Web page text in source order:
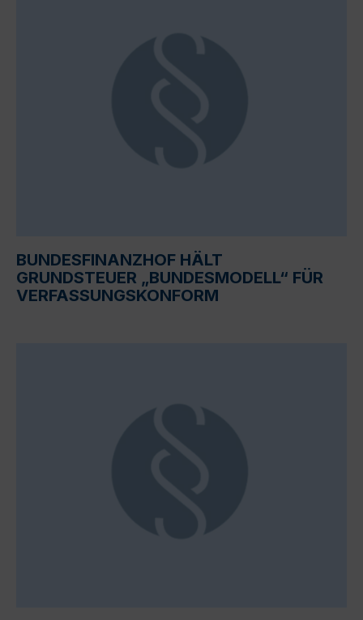
BUNDESFINANZHOF HÄLT
GRUNDSTEUER „BUNDESMODELL“ FÜR
VERFASSUNGSKONFORM